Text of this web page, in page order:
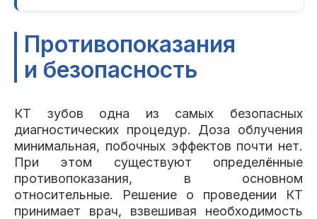
Противопоказания
и безопасность
КТ зубов одна из самых безопасных
диагностических процедур. Доза облучения
минимальная, побочных эффектов почти нет.
При этом существуют определённые
противопоказания, в основном
относительные. Решение о проведении КТ
принимает врач, взвешивая необходимость